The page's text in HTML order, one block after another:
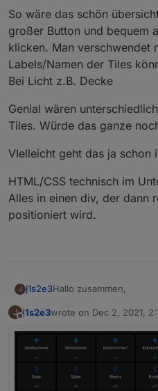
So wäre das schön
großer Button und bequem
klicken. Man verschwendet
Labels/Namen der Tiles
Bei Licht z.B. Decke
Genial wären
Tiles. Würde das ganze
VIelleicht geht das ja schon
HTML/CSS technisch im
Alles in einen div, der dann
positioniert wird.
J j1s2e3Hallo zusammen,
ich bin auch auf V3
problemlos geklappt.
wirklich eine
habe erstmal meine
Enocean zum laufen
Visualisierungen
Auf meinem Home
Lichter und
Das sind jetzt
kompakt,
Hier mal ein Bild zur
J j1s2e3wrote on Dec 2, 2021,
last edited by